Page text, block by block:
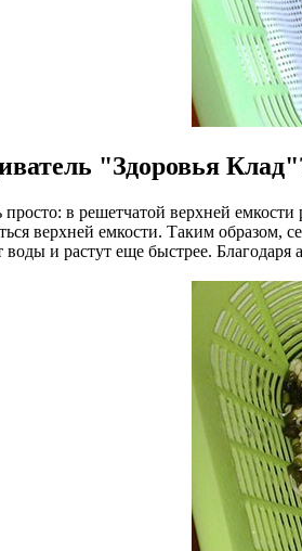
"Здоровья
в решетчатой верхней
верхней емкости. Таким образом,
воды и растут еще быстрее.